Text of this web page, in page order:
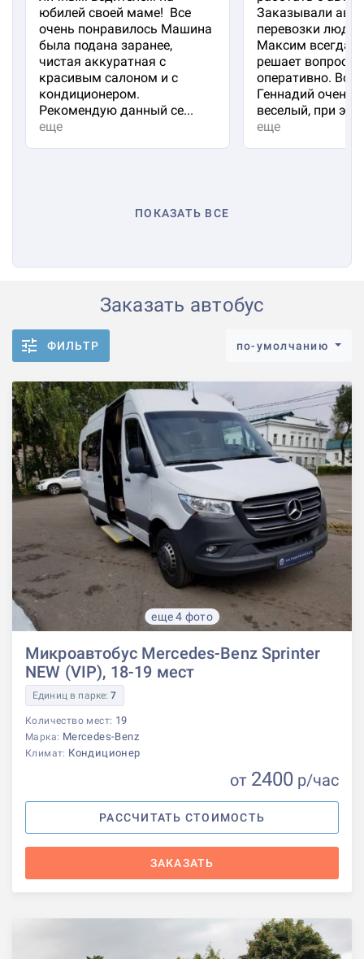
юбилей своей маме! Все
очень понравилось Машина
была подана заранее,
чистая аккуратная с
красивым салоном и с
кондиционером.
Рекомендую данный се...
еще
Заказывали
перевозки
Максим всегда
решает вопросы
оперативно.
Геннадий очень
веселый, при эт...
еще
ПОКАЗАТЬ ВСЕ
Заказать автобус
ФИЛЬТР по-умолчанию
еще 4 фото
Микроавтобус Mercedes-Benz Sprinter
NEW (VIP), 18-19 мест
Единиц в парке:7
Количество мест: 19
Марка: Mercedes-Benz
Климат: Кондиционер
от 2400 р/час
РАССЧИТАТЬ СТОИМОСТЬ
ЗАКАЗАТЬ